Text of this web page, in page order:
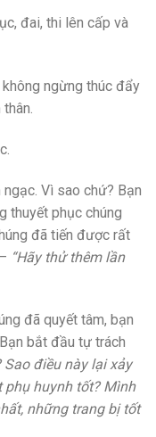
đai, thi lên cấp và
ngừng thúc đẩy
Vì sao chứ? Bạn
thuyết phục chúng
đã tiến được rất
“Hãy thử thêm lần
đã quyết tâm, bạn
bắt đầu tự trách
Sao điều này lại xảy
phụ huynh tốt? Mình
những trang bị tốt